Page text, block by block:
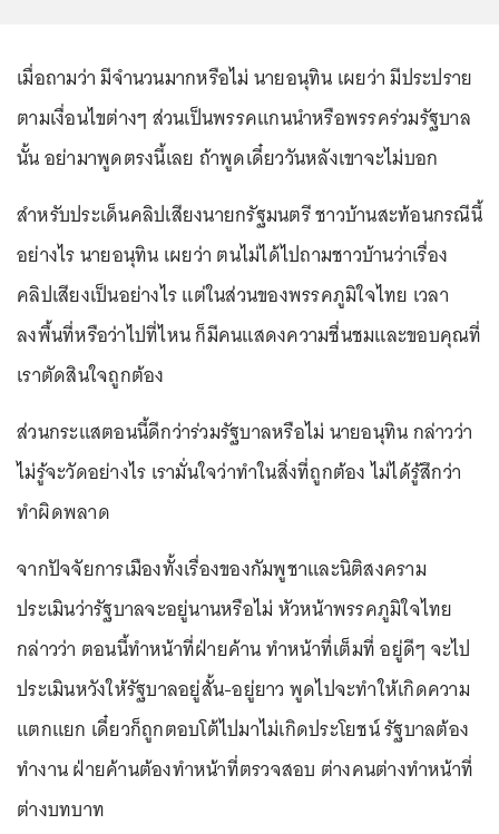
เมื่อถามว่า มีจำนวนมากหรือไม่ นายอนุทิน เผยว่า มีประปราย
ตามเงื่อนไขต่างๆ ส่วนเป็นพรรคแกนนำหรือพรรคร่วมรัฐบาล
นั้น อย่ามาพูดตรงนี้เลย ถ้าพูดเดี๋ยววันหลังเขาจะไม่บอก
สำหรับประเด็นคลิปเสียงนายกรัฐมนตรี ชาวบ้านสะท้อนกรณีนี้
อย่างไร นายอนุทิน เผยว่า ตนไม่ได้ไปถามชาวบ้านว่าเรื่อง
คลิปเสียงเป็นอย่างไร แต่ในส่วนของพรรคภูมิใจไทย เวลา
ลงพื้นที่หรือว่าไปที่ไหน ก็มีคนแสดงความชื่นชมและขอบคุณที่
เราตัดสินใจถูกต้อง
ส่วนกระแสตอนนี้ดีกว่าร่วมรัฐบาลหรือไม่ นายอนุทิน กล่าวว่า
ไม่รู้จะวัดอย่างไร เรามั่นใจว่าทำในสิ่งที่ถูกต้อง ไม่ได้รู้สึกว่า
ทำผิดพลาด
จากปัจจัยการเมืองทั้งเรื่องของกัมพูชาและนิติสงคราม
ประเมินว่ารัฐบาลจะอยู่นานหรือไม่ หัวหน้าพรรคภูมิใจไทย
กล่าวว่า ตอนนี้ทำหน้าที่ฝ่ายค้าน ทำหน้าที่เต็มที่ อยู่ดีๆ จะไป
ประเมินหวังให้รัฐบาลอยู่สั้น-อยู่ยาว พูดไปจะทำให้เกิดความ
แตกแยก เดี๋ยวก็ถูกตอบโต้ไปมาไม่เกิดประโยชน์ รัฐบาลต้อง
ทำงาน ฝ่ายค้านต้องทำหน้าที่ตรวจสอบ ต่างคนต่างทำหน้าที่
ต่างบทบาท